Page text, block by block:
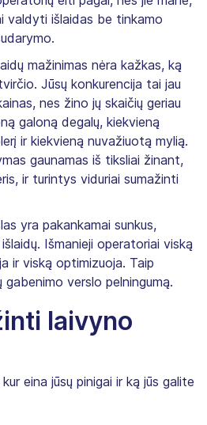
valdyti išlaidas be tinkamo
mažinimas nėra kažkas, ką
Jūsų konkurencija tai jau
nes žino jų skaičių geriau
galoną degalų, kiekvieną
ir kiekvieną nuvažiuotą mylią.
gaunamas iš tiksliai žinant,
ir turintys viduriai sumažinti
yra pakankamai sunkus,
Išmanieji operatoriai viską
ir viską optimizuoja. Taip
verslo pelningumą.
laivyno
eina jūsų pinigai ir ką jūs galite